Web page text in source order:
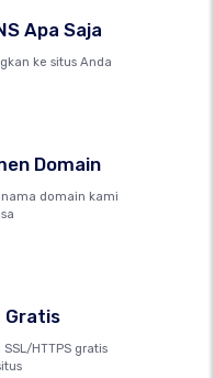
Apa Saja
ke situs Anda
Domain
domain kami
Gratis
HTTPS gratis